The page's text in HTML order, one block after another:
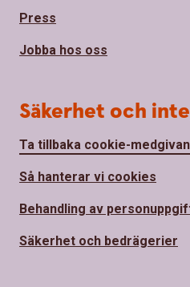
Press
Jobba hos oss
Säkerhet och
Ta tillbaka cookie-
Så hanterar vi cookies
Behandling av
Säkerhet och bedrägerier